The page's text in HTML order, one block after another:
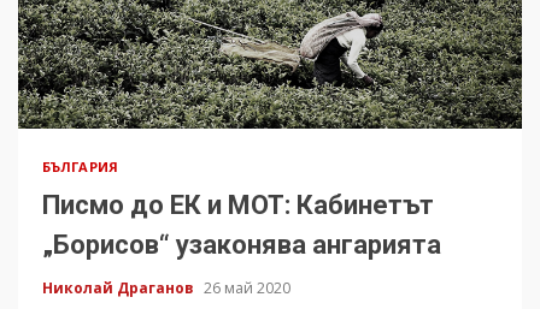
БЪЛГАРИЯ
Писмо до ЕК и МОТ: Кабинетът
„Борисов“ узаконява ангарията
Николай Драганов 26 май 2020